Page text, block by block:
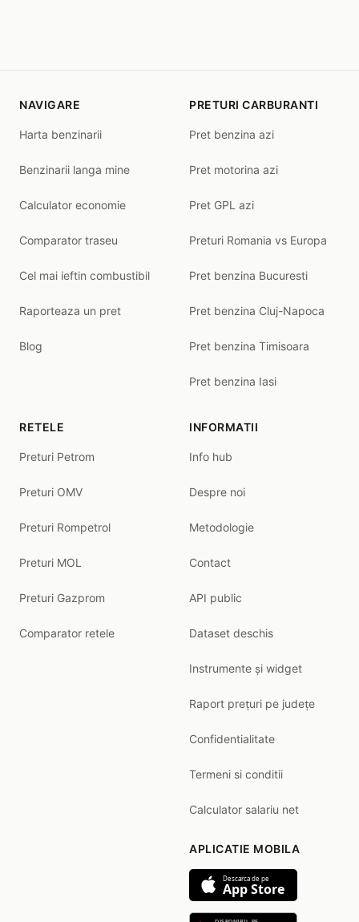
NAVIGARE
Harta benzinarii
Benzinarii langa mine
Calculator economie
Comparator traseu
Cel mai ieftin combustibil
Raporteaza un pret
Blog
PRETURI CARBURANTI
Pret benzina azi
Pret motorina azi
Pret GPL azi
Preturi Romania vs Europa
Pret benzina Bucuresti
Pret benzina Cluj-Napoca
Pret benzina Timisoara
Pret benzina Iasi
RETELE
Preturi Petrom
Preturi OMV
Preturi Rompetrol
Preturi MOL
Preturi Gazprom
Comparator retele
INFORMATII
Info hub
Despre noi
Metodologie
Contact
API public
Dataset deschis
Instrumente și widget
Raport prețuri pe județe
Confidentialitate
Termeni si conditii
Calculator salariu net
APLICATIE MOBILA
Descarca de pe
App Store